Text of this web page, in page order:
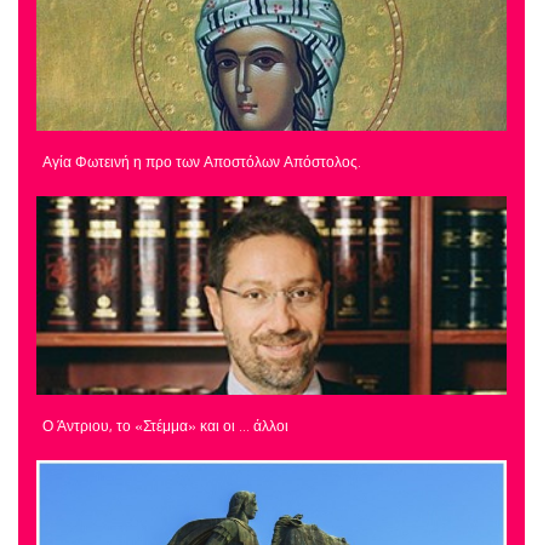
Αγία Φωτεινή η προ των Αποστόλων Απόστολος.
Ο Άντριου, το «Στέμμα» και οι … άλλοι